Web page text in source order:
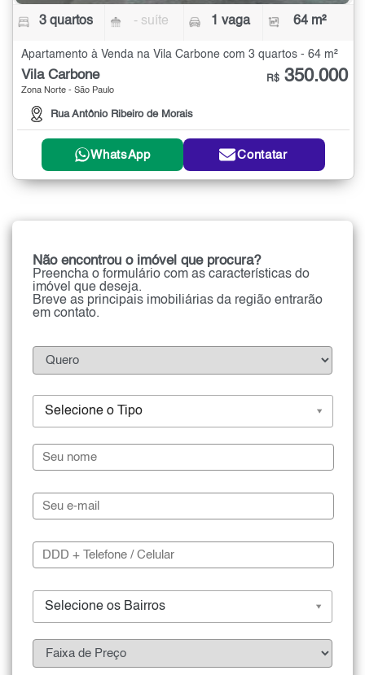
3 quartos - suíte 1 vaga 64 m²
Apartamento à Venda na Vila Carbone com 3 quartos - 64 m²
Vila Carbone
Zona Norte - São Paulo
Rua Antônio Ribeiro de Morais
R$ 350.000
WhatsApp Contatar
Não encontrou o imóvel que procura?
Preencha o formulário com as características do
imóvel que deseja.
Breve as principais imobiliárias da região entrarão
em contato.
Selecione o Tipo
Selecione os Bairros